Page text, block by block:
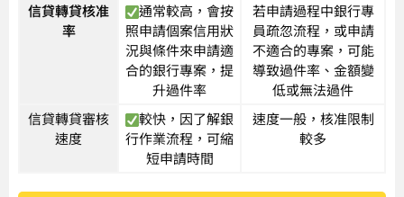
信貸轉貸核准
率
通常較高，會按
照申請個案信用狀
況與條件來申請適
合的銀行專案，提
升過件率
若申請過程中銀行專
員疏忽流程，或申請
不適合的專案，可能
導致過件率、金額變
低或無法過件
信貸轉貸審核
速度
較快，因了解銀
行作業流程，可縮
短申請時間
速度一般，核准限制
較多